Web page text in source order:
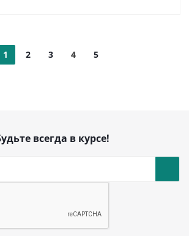
1 2 3 4 5
всегда в курсе!